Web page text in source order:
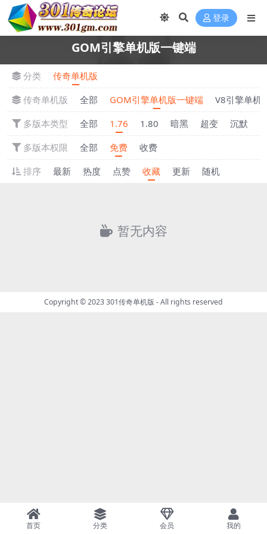
登录
GOM引擎单机版一键端
分类
传奇单机版
传奇单机版
全部 GOM引擎单机版一键端
V8引擎单机
多版本类型
全部 1.76 1.80 暗黑 超变 沉默
多版本权限
全部 免费
收费
排序
最新 热度 点赞 收藏 更新 随机
暂无内容
Copyright © 2023301传奇单机版 - All rights reserved
首页 分类 会员 我的